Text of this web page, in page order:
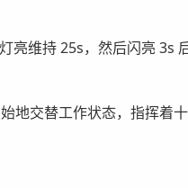
亮维持 25s，然后闪亮
地交替工作状态，指挥着